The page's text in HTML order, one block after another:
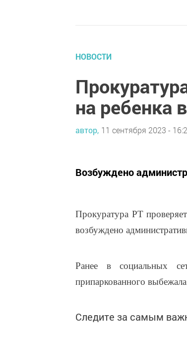
НОВОСТИ
на ребенка
автор, 11 сентября 2023 -
Возбуждено
Прокуратура РТ
возбуждено
Ранее в социальных
припаркованного
Следите за самым